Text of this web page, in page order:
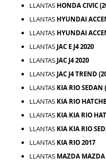
LLANTAS HONDA CIVIC
LLANTAS HYUNDAI
LLANTAS HYUNDAI
LLANTAS JAC E J4 2020
LLANTAS JAC J4 2020
LLANTAS JAC J4 TREND
LLANTAS KIA RIO SEDAN
LLANTAS KIA RIO
LLANTAS KIA KIA RIO
LLANTAS KIA KIA RIO
LLANTAS KIA RIO 2017
LLANTAS MAZDA MAZDA